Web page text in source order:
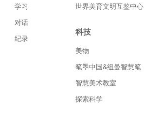
学习
对话
纪录
世界美育文明互鉴中心
科技
美物
笔墨中国&纽曼智慧笔
智慧美术教室
探索科学